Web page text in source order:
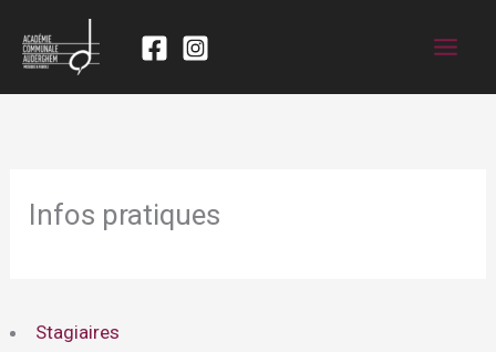
Infos pratiques
Stagiaires